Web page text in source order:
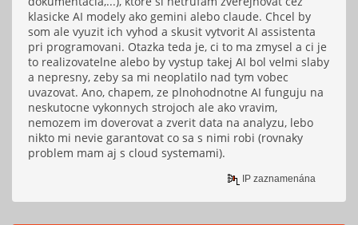
klasicke AI modely ako gemini alebo claude. Chcel by
som ale vyuzit ich vyhod a skusit vytvorit AI assistenta
pri programovani. Otazka teda je, ci to ma zmysel a ci je
to realizovatelne alebo by vystup takej AI bol velmi slaby
a nepresny, zeby sa mi neoplatilo nad tym vobec
uvazovat. Ano, chapem, ze plnohodnotne AI funguju na
neskutocne vykonnych strojoch ale ako vravim,
nemozem im doverovat a zverit data na analyzu, lebo
nikto mi nevie garantovat co sa s nimi robi (rovnaky
problem mam aj s cloud systemami).
IP zaznamenána